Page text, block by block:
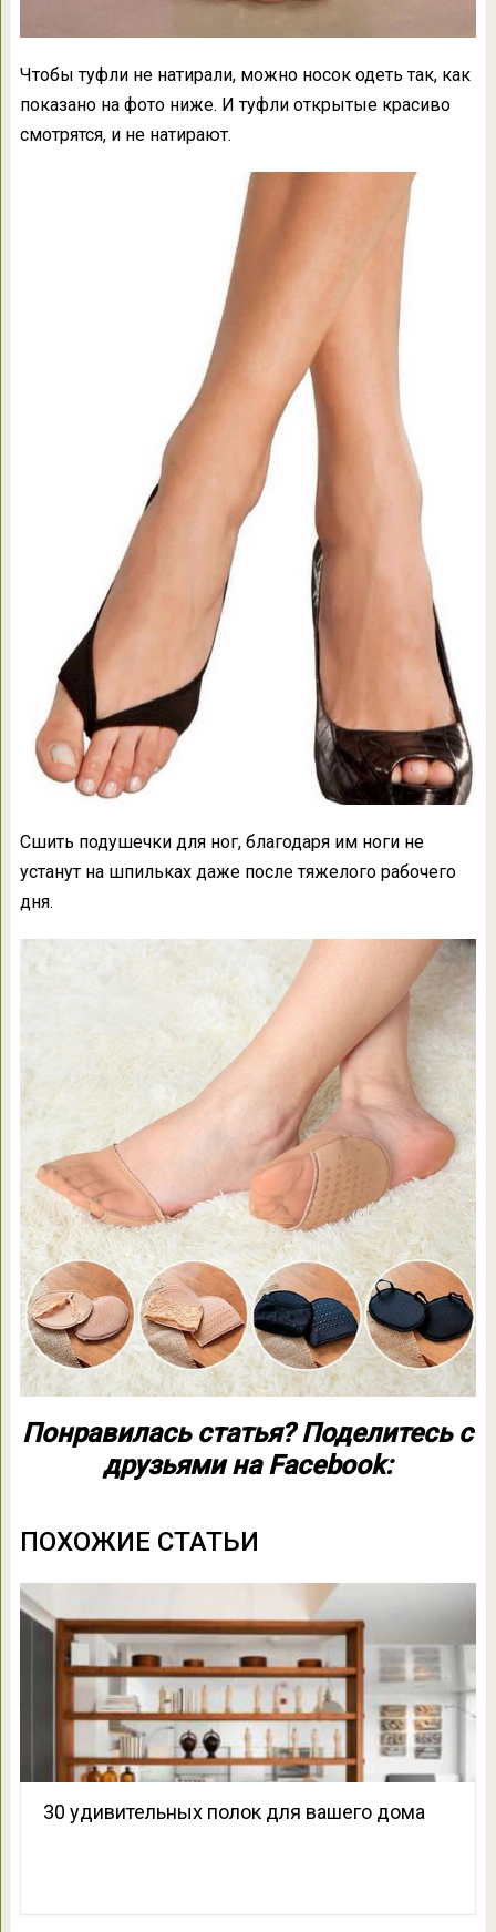
Чтобы туфли не натирали, можно носок одеть так, как
показано на фото ниже. И туфли открытые красиво
смотрятся, и не натирают.
Сшить подушечки для ног, благодаря им ноги не
устанут на шпильках даже после тяжелого рабочего
дня.
Понравилась статья? Поделитесь с
друзьями на Facebook:
ПОХОЖИЕ СТАТЬИ
30 удивительных полок для вашего дома